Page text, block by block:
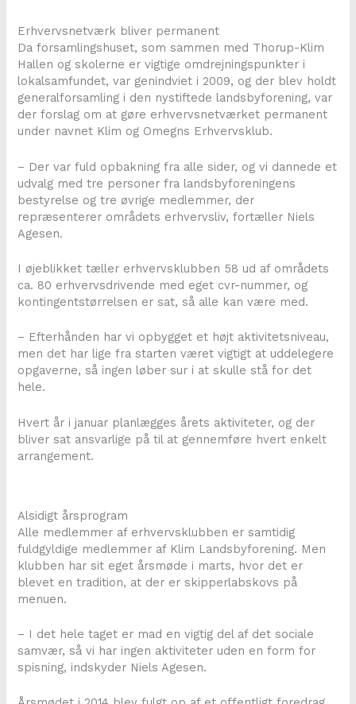
Erhvervsnetværk bliver permanent
Da forsamlingshuset, som sammen med Thorup-Klim
Hallen og skolerne er vigtige omdrejningspunkter i
lokalsamfundet, var genindviet i 2009, og der blev holdt
generalforsamling i den nystiftede landsbyforening, var
der forslag om at gøre erhvervsnetværket permanent
under navnet Klim og Omegns Erhvervsklub.
– Der var fuld opbakning fra alle sider, og vi dannede et
udvalg med tre personer fra landsbyforeningens
bestyrelse og tre øvrige medlemmer, der
repræsenterer områdets erhvervsliv, fortæller Niels
Agesen.
I øjeblikket tæller erhvervsklubben 58 ud af områdets
ca. 80 erhvervsdrivende med eget cvr-nummer, og
kontingentstørrelsen er sat, så alle kan være med.
– Efterhånden har vi opbygget et højt aktivitetsniveau,
men det har lige fra starten været vigtigt at uddelegere
opgaverne, så ingen løber sur i at skulle stå for det
hele.
Hvert år i januar planlægges årets aktiviteter, og der
bliver sat ansvarlige på til at gennemføre hvert enkelt
arrangement.
Alsidigt årsprogram
Alle medlemmer af erhvervsklubben er samtidig
fuldgyldige medlemmer af Klim Landsbyforening. Men
klubben har sit eget årsmøde i marts, hvor det er
blevet en tradition, at der er skipperlabskovs på
menuen.
– I det hele taget er mad en vigtig del af det sociale
samvær, så vi har ingen aktiviteter uden en form for
spisning, indskyder Niels Agesen.